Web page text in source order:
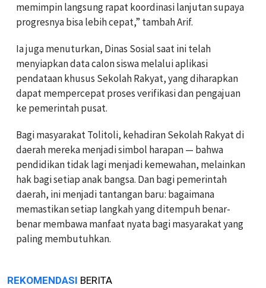
memimpin langsung rapat koordinasi lanjutan supaya
progresnya bisa lebih cepat,” tambah Arif.
Ia juga menuturkan, Dinas Sosial saat ini telah
menyiapkan data calon siswa melalui aplikasi
pendataan khusus Sekolah Rakyat, yang diharapkan
dapat mempercepat proses verifikasi dan pengajuan
ke pemerintah pusat.
Bagi masyarakat Tolitoli, kehadiran Sekolah Rakyat di
daerah mereka menjadi simbol harapan — bahwa
pendidikan tidak lagi menjadi kemewahan, melainkan
hak bagi setiap anak bangsa. Dan bagi pemerintah
daerah, ini menjadi tantangan baru: bagaimana
memastikan setiap langkah yang ditempuh benar-
benar membawa manfaat nyata bagi masyarakat yang
paling membutuhkan.
REKOMENDASI BERITA